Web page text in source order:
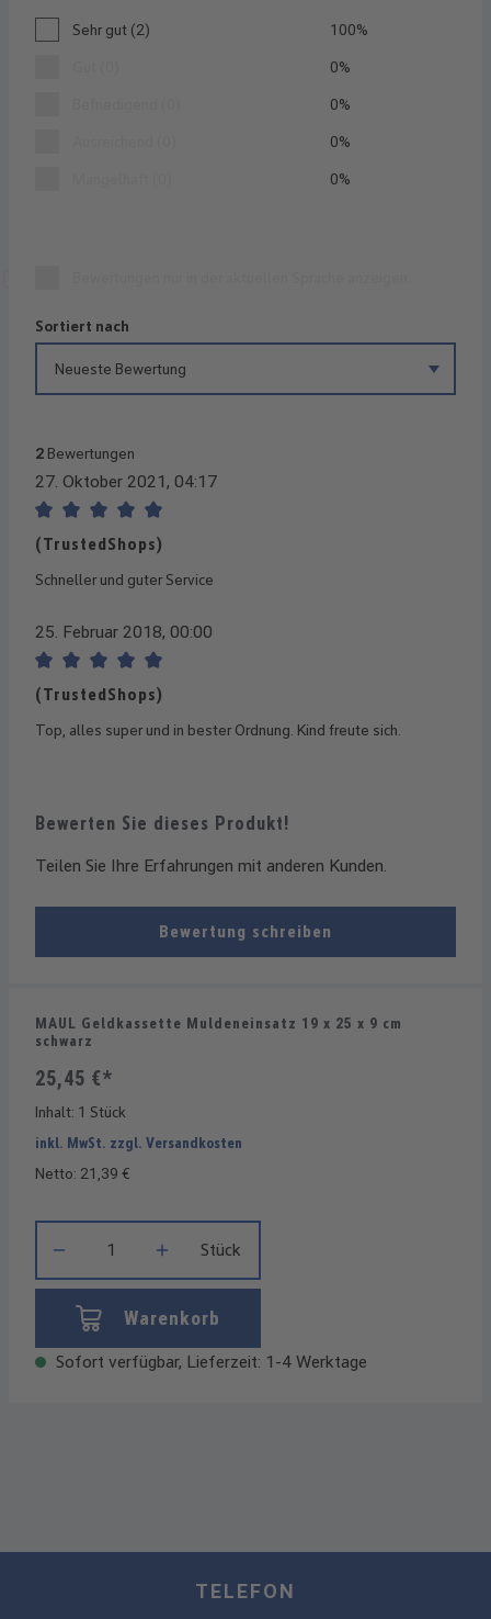
Sehr gut (2) 100%
0%
0%
0%
0%
Bewerten Sie dieses Produkt!
Teilen Sie Ihre Erfahrungen mit anderen Kunden.
Bewertung schreiben
Sortiert nach
2 Bewertungen
27. Oktober 2021, 04:17
Bewertung mit 5 von 5 Sternen
(TrustedShops)
Schneller und guter Service
25. Februar 2018, 00:00
Bewertung mit 5 von 5 Sternen
(TrustedShops)
Top, alles super und in bester Ordnung. Kind freute sich.
MAUL Geldkassette Muldeneinsatz 19 x 25 x 9 cm
schwarz
25,45 €*
Inhalt: 1 Stück
inkl. MwSt. zzgl. Versandkosten
Netto: 21,39 €
Stück
Warenkorb
Sofort verfügbar, Lieferzeit: 1-4 Werktage
TELEFON